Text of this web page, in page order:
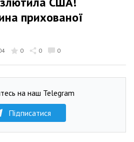
прихованої
0 0 0
на наш Telegram
Підписатися